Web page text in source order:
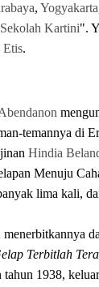
, Yogyakarta
Sekolah Kartini".
Etis.
temannya di
Hindia
Menuju
lima kali,
menerbitkannya
Terbitlah
1938,